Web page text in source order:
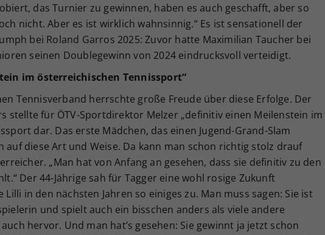
das Turnier zu gewinnen, haben es auch geschafft, aber so
nicht. Aber es ist wirklich wahnsinnig.“ Es ist sensationell der
bei Roland Garros 2025: Zuvor hatte Maximilian Taucher bei
seinen Doublegewinn von 2024 eindrucksvoll verteidigt.
im österreichischen Tennissport“
Tennisverband herrschte große Freude über diese Erfolge. Der
stellte für ÖTV-Sportdirektor Melzer „definitiv einen Meilenstein im
dar. Das erste Mädchen, das einen Jugend-Grand-Slam
auf diese Art und Weise. Da kann man schon richtig stolz drauf
„Man hat von Anfang an gesehen, dass sie definitiv zu den
Der 44-Jährige sah für Tagger eine wohl rosige Zukunft
Lilli in den nächsten Jahren so einiges zu. Man muss sagen: Sie ist
und spielt auch ein bisschen anders als viele andere
hervor. Und man hat’s gesehen: Sie gewinnt ja jetzt schon